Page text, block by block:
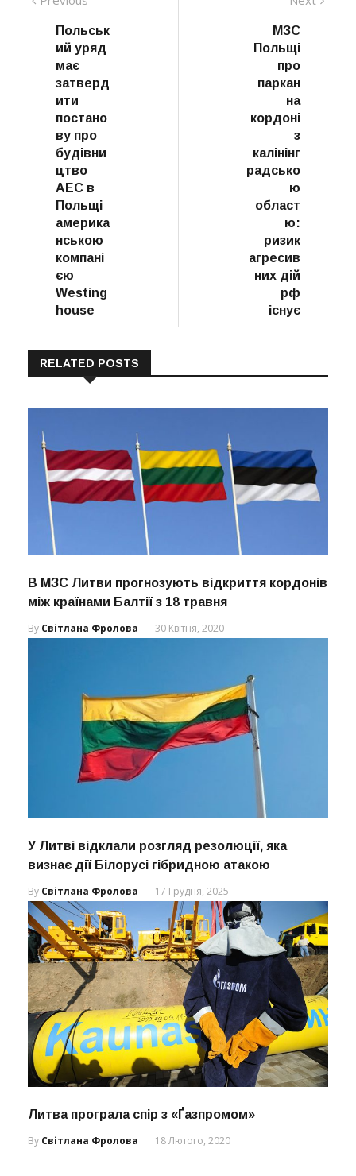
записів
Польськ
ий уряд
має
затверд
ити
постано
ву про
будівни
цтво
АЕС в
Польщі
америка
нською
компані
єю
Westing
house
МЗС
Польщі
про
паркан
на
кордоні
з
калінінг
радсько
ю
област
ю:
ризик
агресив
них дій
рф
існує
RELATED POSTS
В МЗС Литви прогнозують відкриття кордонів
між країнами Балтії з 18 травня
By Світлана Фролова 30 Квітня, 2020
У Литві відклали розгляд резолюції, яка
визнає дії Білорусі гібридною атакою
By Світлана Фролова 17 Грудня, 2025
Литва програла спір з «Ґазпромом»
By Світлана Фролова 18 Лютого, 2020